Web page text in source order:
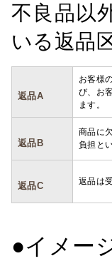
不良品以
いる返品
返品A
お客様
び、お
ます。
返品B
商品に
負担と
返品C 返品は
●イメー